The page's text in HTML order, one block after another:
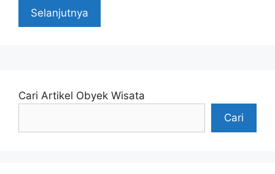
Selanjutnya
Cari Artikel Obyek Wisata
Cari